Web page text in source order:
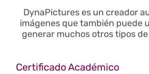
DynaPictures es un creador
imágenes que también puede
generar muchos otros tipos
Certificado Académico